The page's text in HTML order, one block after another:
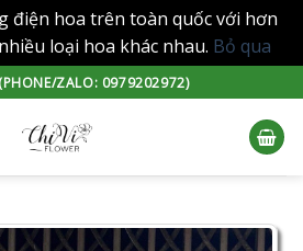
điện hoa trên toàn quốc với hơn
loại hoa khác nhau. Bỏ qua
ZALO: 0979202972)